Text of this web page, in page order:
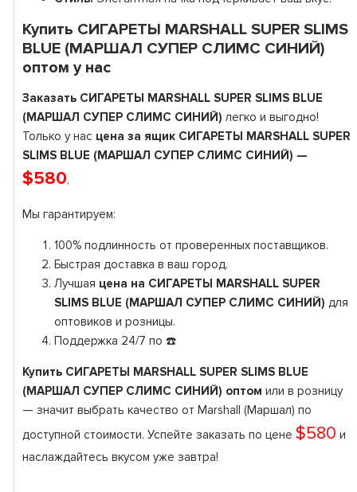
Купить СИГАРЕТЫ MARSHALL SUPER SLIMS
BLUE (МАРШАЛ СУПЕР СЛИМС СИНИЙ)
оптом у нас
Заказать СИГАРЕТЫ MARSHALL SUPER SLIMS BLUE
(МАРШАЛ СУПЕР СЛИМС СИНИЙ) легко и выгодно!
Только у нас цена за ящик СИГАРЕТЫ MARSHALL SUPER
SLIMS BLUE (МАРШАЛ СУПЕР СЛИМС СИНИЙ) —
$580.
Мы гарантируем:
100% подлинность от проверенных поставщиков.
Быстрая доставка в ваш город.
Лучшая цена на СИГАРЕТЫ MARSHALL SUPER
SLIMS BLUE (МАРШАЛ СУПЕР СЛИМС СИНИЙ) для
оптовиков и розницы.
Поддержка 24/7 по ☎️
Купить СИГАРЕТЫ MARSHALL SUPER SLIMS BLUE
(МАРШАЛ СУПЕР СЛИМС СИНИЙ) оптом или в розницу
— значит выбрать качество от Marshall (Маршал) по
доступной стоимости. Успейте заказать по цене $580 и
наслаждайтесь вкусом уже завтра!